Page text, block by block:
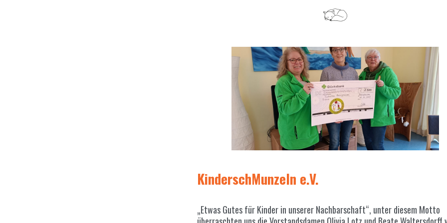
KinderschMunzeln e.V.
„Etwas Gutes für Kinder in unserer Nachbarschaft“, unter diesem Motto